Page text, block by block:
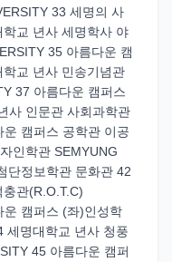
33 세명의 사
교 년사 세명학사 야
35 아름다운 캠
교 년사 민송기념관
37 아름다운 캠퍼스
사 인문관 사회과학관
캠퍼스 공학관 이공
인학관 SEMYUNG
단정보학관 문화관 42
관(R.O.T.C)
운 캠퍼스 (좌)인성학
세명대학교 년사 청풍
45 아름다운 캠퍼